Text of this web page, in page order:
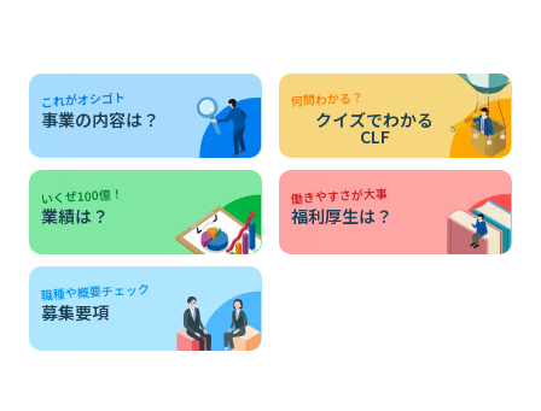
これがオシゴト
事業の内容は？
何問わかる？
クイズでわかる
CLF
いくぜ100億！
業績は？
働きやすさが大事
福利厚生は？
職種や概要チェック
募集要項